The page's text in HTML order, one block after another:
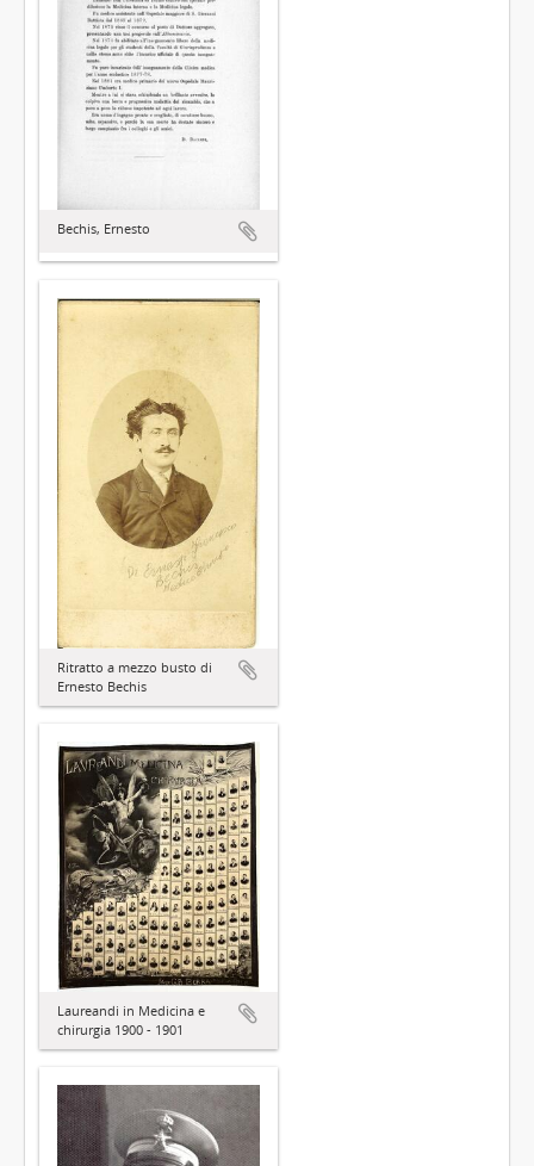
Bechis, Ernesto
Ritratto a mezzo busto di
Ernesto Bechis
Laureandi in Medicina e
chirurgia 1900 - 1901